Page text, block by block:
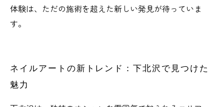
体験は、ただの施術を超えた新しい発見が待っていま
す。
ネイルアートの新トレンド：下北沢で見つけた
魅力